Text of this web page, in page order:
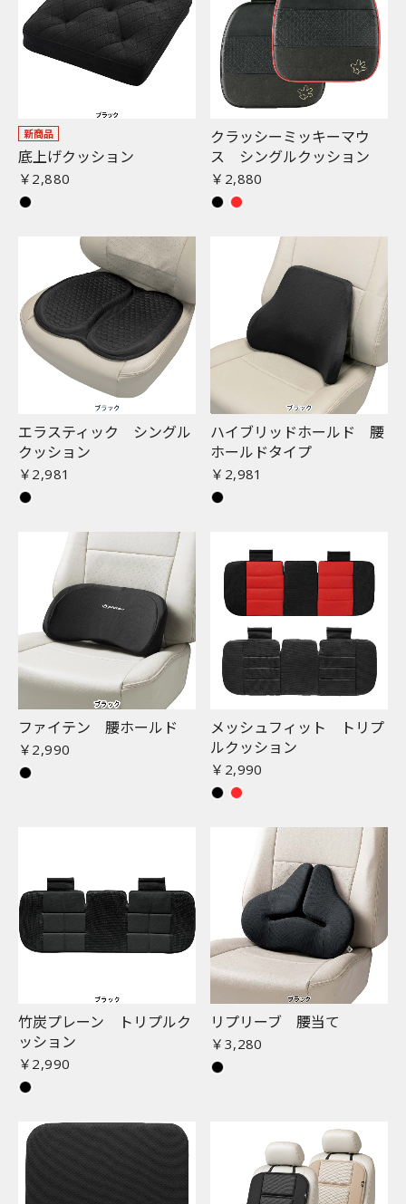
新商品
底上げクッション
￥2,880
クラッシーミッキーマウ
ス シングルクッション
￥2,880
エラスティック シングル
クッション
￥2,981
ハイブリッドホールド 腰
ホールドタイプ
￥2,981
ファイテン 腰ホールド
￥2,990
メッシュフィット トリプ
ルクッション
￥2,990
竹炭プレーン トリプルク
ッション
￥2,990
リプリーブ 腰当て
￥3,280
カートへ進む